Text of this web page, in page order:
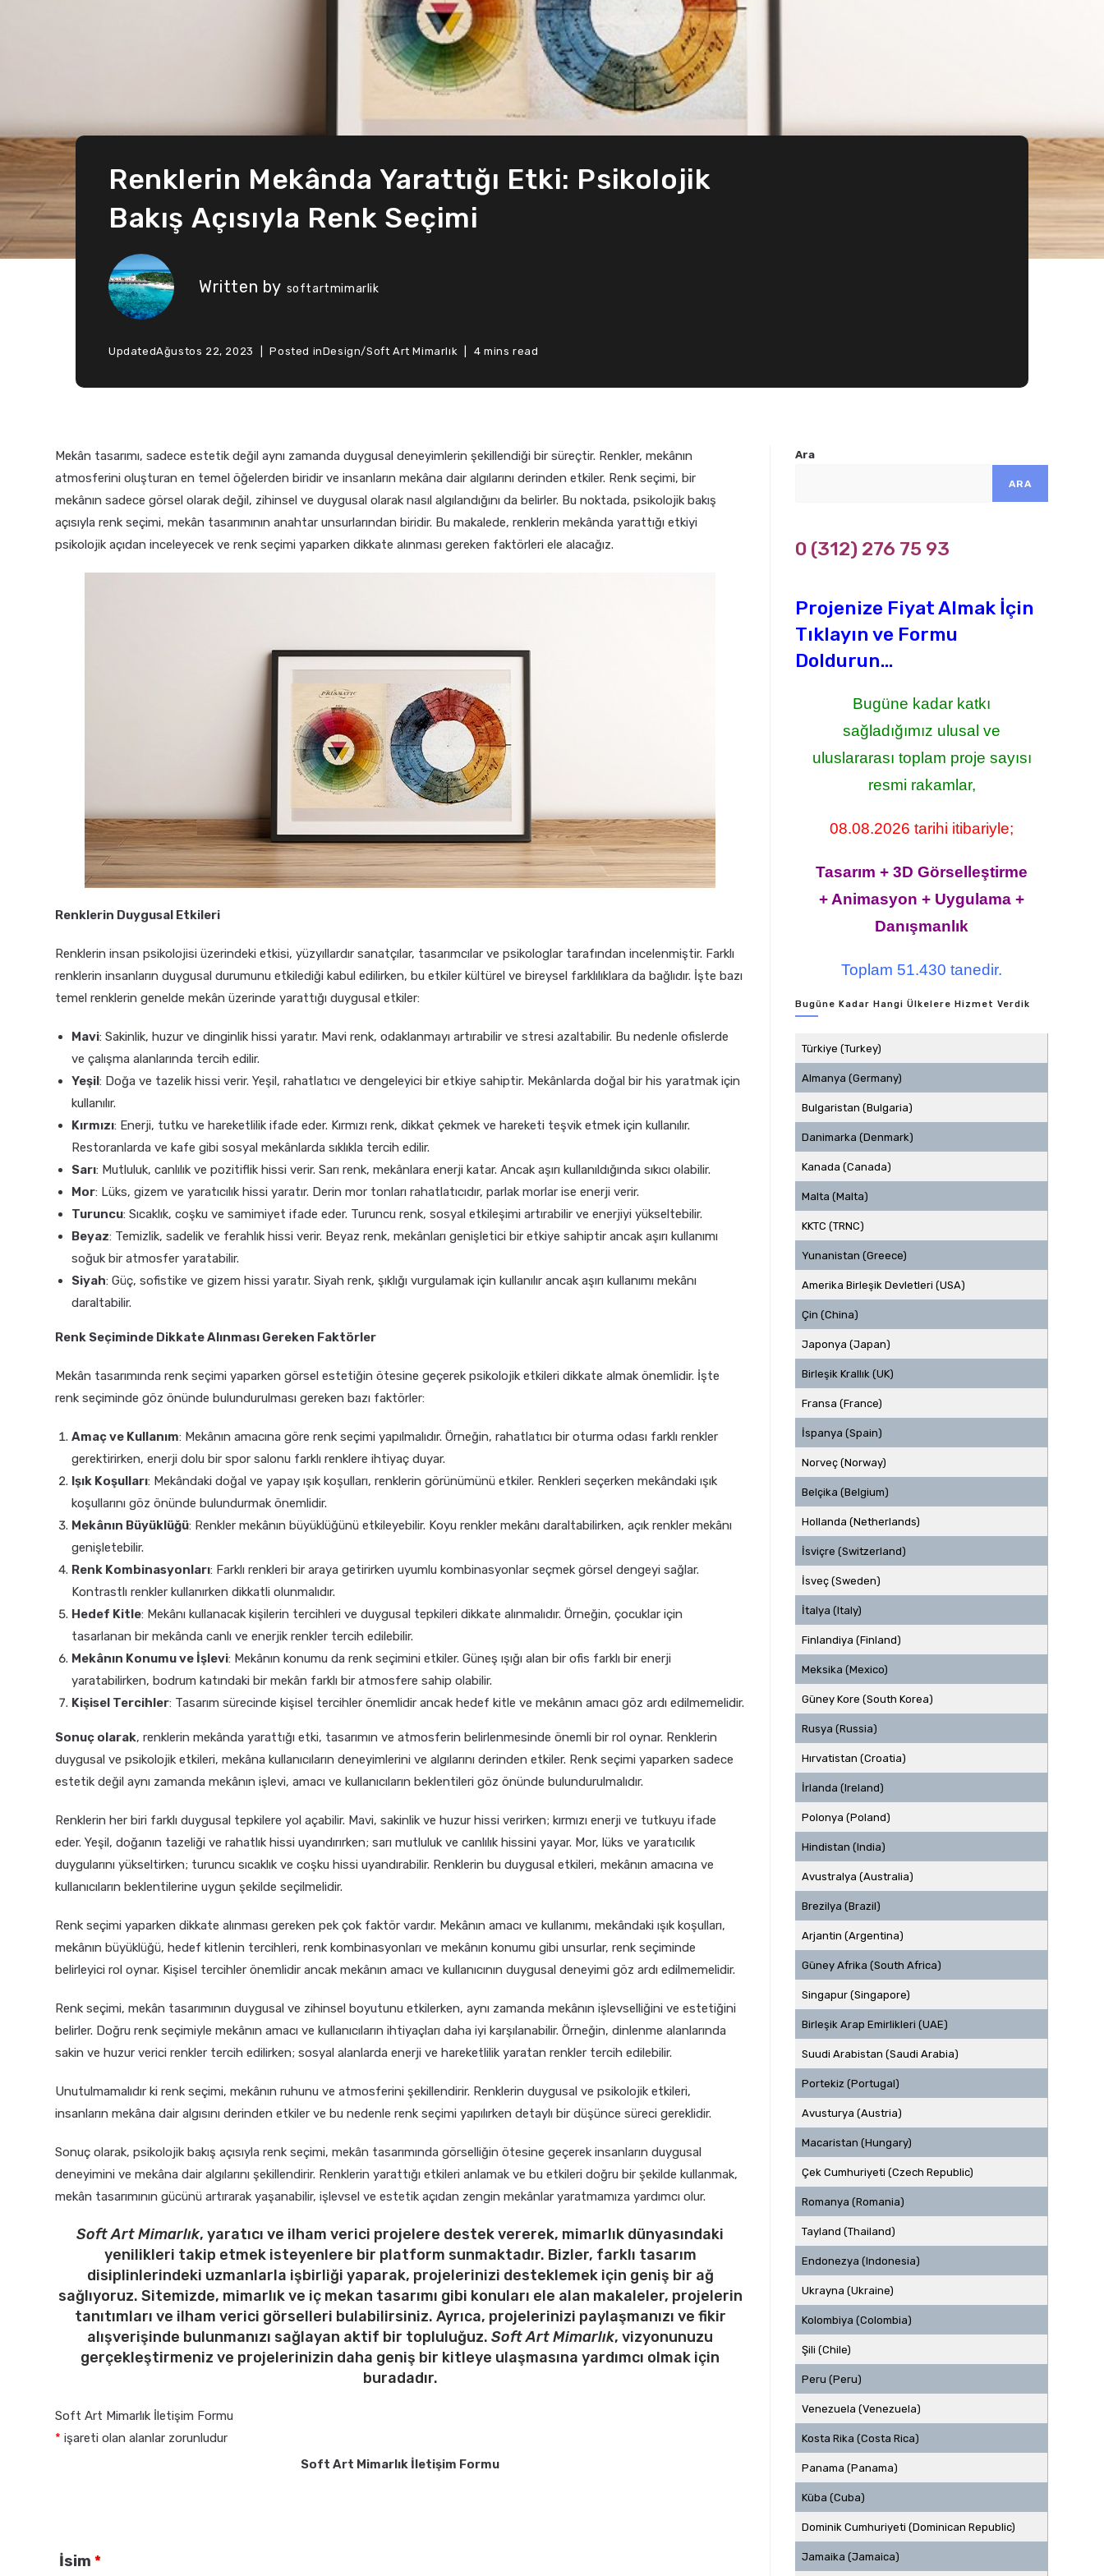
Renklerin Mekânda Yarattığı Etki: Psikolojik
Bakış Açısıyla Renk Seçimi
Written by softartmimarlik
UpdatedAğustos 22, 2023 Posted inDesign/Soft Art Mimarlık 4 mins read
Mekân tasarımı, sadece estetik değil aynı zamanda duygusal deneyimlerin şekillendiği bir süreçtir. Renkler, mekânın
atmosferini oluşturan en temel öğelerden biridir ve insanların mekâna dair algılarını derinden etkiler. Renk seçimi, bir
mekânın sadece görsel olarak değil, zihinsel ve duygusal olarak nasıl algılandığını da belirler. Bu noktada, psikolojik bakış
açısıyla renk seçimi, mekân tasarımının anahtar unsurlarından biridir. Bu makalede, renklerin mekânda yarattığı etkiyi
psikolojik açıdan inceleyecek ve renk seçimi yaparken dikkate alınması gereken faktörleri ele alacağız.
Renklerin Duygusal Etkileri
Renklerin insan psikolojisi üzerindeki etkisi, yüzyıllardır sanatçılar, tasarımcılar ve psikologlar tarafından incelenmiştir. Farklı
renklerin insanların duygusal durumunu etkilediği kabul edilirken, bu etkiler kültürel ve bireysel farklılıklara da bağlıdır. İşte bazı
temel renklerin genelde mekân üzerinde yarattığı duygusal etkiler:
Mavi: Sakinlik, huzur ve dinginlik hissi yaratır. Mavi renk, odaklanmayı artırabilir ve stresi azaltabilir. Bu nedenle ofislerde
ve çalışma alanlarında tercih edilir.
Yeşil: Doğa ve tazelik hissi verir. Yeşil, rahatlatıcı ve dengeleyici bir etkiye sahiptir. Mekânlarda doğal bir his yaratmak için
kullanılır.
Kırmızı: Enerji, tutku ve hareketlilik ifade eder. Kırmızı renk, dikkat çekmek ve hareketi teşvik etmek için kullanılır.
Restoranlarda ve kafe gibi sosyal mekânlarda sıklıkla tercih edilir.
Sarı: Mutluluk, canlılık ve pozitiflik hissi verir. Sarı renk, mekânlara enerji katar. Ancak aşırı kullanıldığında sıkıcı olabilir.
Mor: Lüks, gizem ve yaratıcılık hissi yaratır. Derin mor tonları rahatlatıcıdır, parlak morlar ise enerji verir.
Turuncu: Sıcaklık, coşku ve samimiyet ifade eder. Turuncu renk, sosyal etkileşimi artırabilir ve enerjiyi yükseltebilir.
Beyaz: Temizlik, sadelik ve ferahlık hissi verir. Beyaz renk, mekânları genişletici bir etkiye sahiptir ancak aşırı kullanımı
soğuk bir atmosfer yaratabilir.
Siyah: Güç, sofistike ve gizem hissi yaratır. Siyah renk, şıklığı vurgulamak için kullanılır ancak aşırı kullanımı mekânı
daraltabilir.
Renk Seçiminde Dikkate Alınması Gereken Faktörler
Mekân tasarımında renk seçimi yaparken görsel estetiğin ötesine geçerek psikolojik etkileri dikkate almak önemlidir. İşte
renk seçiminde göz önünde bulundurulması gereken bazı faktörler:
Amaç ve Kullanım: Mekânın amacına göre renk seçimi yapılmalıdır. Örneğin, rahatlatıcı bir oturma odası farklı renkler
gerektirirken, enerji dolu bir spor salonu farklı renklere ihtiyaç duyar.
Işık Koşulları: Mekândaki doğal ve yapay ışık koşulları, renklerin görünümünü etkiler. Renkleri seçerken mekândaki ışık
koşullarını göz önünde bulundurmak önemlidir.
Mekânın Büyüklüğü: Renkler mekânın büyüklüğünü etkileyebilir. Koyu renkler mekânı daraltabilirken, açık renkler mekânı
genişletebilir.
Renk Kombinasyonları: Farklı renkleri bir araya getirirken uyumlu kombinasyonlar seçmek görsel dengeyi sağlar.
Kontrastlı renkler kullanırken dikkatli olunmalıdır.
Hedef Kitle: Mekânı kullanacak kişilerin tercihleri ve duygusal tepkileri dikkate alınmalıdır. Örneğin, çocuklar için
tasarlanan bir mekânda canlı ve enerjik renkler tercih edilebilir.
Mekânın Konumu ve İşlevi: Mekânın konumu da renk seçimini etkiler. Güneş ışığı alan bir ofis farklı bir enerji
yaratabilirken, bodrum katındaki bir mekân farklı bir atmosfere sahip olabilir.
Kişisel Tercihler: Tasarım sürecinde kişisel tercihler önemlidir ancak hedef kitle ve mekânın amacı göz ardı edilmemelidir.
Sonuç olarak, renklerin mekânda yarattığı etki, tasarımın ve atmosferin belirlenmesinde önemli bir rol oynar. Renklerin
duygusal ve psikolojik etkileri, mekâna kullanıcıların deneyimlerini ve algılarını derinden etkiler. Renk seçimi yaparken sadece
estetik değil aynı zamanda mekânın işlevi, amacı ve kullanıcıların beklentileri göz önünde bulundurulmalıdır.
Renklerin her biri farklı duygusal tepkilere yol açabilir. Mavi, sakinlik ve huzur hissi verirken; kırmızı enerji ve tutkuyu ifade
eder. Yeşil, doğanın tazeliği ve rahatlık hissi uyandırırken; sarı mutluluk ve canlılık hissini yayar. Mor, lüks ve yaratıcılık
duygularını yükseltirken; turuncu sıcaklık ve coşku hissi uyandırabilir. Renklerin bu duygusal etkileri, mekânın amacına ve
kullanıcıların beklentilerine uygun şekilde seçilmelidir.
Renk seçimi yaparken dikkate alınması gereken pek çok faktör vardır. Mekânın amacı ve kullanımı, mekândaki ışık koşulları,
mekânın büyüklüğü, hedef kitlenin tercihleri, renk kombinasyonları ve mekânın konumu gibi unsurlar, renk seçiminde
belirleyici rol oynar. Kişisel tercihler önemlidir ancak mekânın amacı ve kullanıcının duygusal deneyimi göz ardı edilmemelidir.
Renk seçimi, mekân tasarımının duygusal ve zihinsel boyutunu etkilerken, aynı zamanda mekânın işlevselliğini ve estetiğini
belirler. Doğru renk seçimiyle mekânın amacı ve kullanıcıların ihtiyaçları daha iyi karşılanabilir. Örneğin, dinlenme alanlarında
sakin ve huzur verici renkler tercih edilirken; sosyal alanlarda enerji ve hareketlilik yaratan renkler tercih edilebilir.
Unutulmamalıdır ki renk seçimi, mekânın ruhunu ve atmosferini şekillendirir. Renklerin duygusal ve psikolojik etkileri,
insanların mekâna dair algısını derinden etkiler ve bu nedenle renk seçimi yapılırken detaylı bir düşünce süreci gereklidir.
Sonuç olarak, psikolojik bakış açısıyla renk seçimi, mekân tasarımında görselliğin ötesine geçerek insanların duygusal
deneyimini ve mekâna dair algılarını şekillendirir. Renklerin yarattığı etkileri anlamak ve bu etkileri doğru bir şekilde kullanmak,
mekân tasarımının gücünü artırarak yaşanabilir, işlevsel ve estetik açıdan zengin mekânlar yaratmamıza yardımcı olur.
Soft Art Mimarlık, yaratıcı ve ilham verici projelere destek vererek, mimarlık dünyasındaki
yenilikleri takip etmek isteyenlere bir platform sunmaktadır. Bizler, farklı tasarım
disiplinlerindeki uzmanlarla işbirliği yaparak, projelerinizi desteklemek için geniş bir ağ
sağlıyoruz. Sitemizde, mimarlık ve iç mekan tasarımı gibi konuları ele alan makaleler, projelerin
tanıtımları ve ilham verici görselleri bulabilirsiniz. Ayrıca, projelerinizi paylaşmanızı ve fikir
alışverişinde bulunmanızı sağlayan aktif bir topluluğuz.Soft Art Mimarlık, vizyonunuzu
gerçekleştirmeniz ve projelerinizin daha geniş bir kitleye ulaşmasına yardımcı olmak için
buradadır.
Soft Art Mimarlık İletişim Formu
* işareti olan alanlar zorunludur
Soft Art Mimarlık İletişim Formu
İsim*
Ara
ARA
0 (312) 276 75 93
Projenize Fiyat Almak İçin
Tıklayın ve Formu
Doldurun...
Bugüne kadar katkı
sağladığımız ulusal ve
uluslararası toplam proje sayısı
resmi rakamlar,
08.08.2026 tarihi itibariyle;
Tasarım + 3D Görselleştirme
+ Animasyon + Uygulama +
Danışmanlık
Toplam 51.430 tanedir.
Bugüne Kadar Hangi Ülkelere Hizmet Verdik
Türkiye (Turkey)
Almanya (Germany)
Bulgaristan (Bulgaria)
Danimarka (Denmark)
Kanada (Canada)
Malta (Malta)
KKTC (TRNC)
Yunanistan (Greece)
Amerika Birleşik Devletleri (USA)
Çin (China)
Japonya (Japan)
Birleşik Krallık (UK)
Fransa (France)
İspanya (Spain)
Norveç (Norway)
Belçika (Belgium)
Hollanda (Netherlands)
İsviçre (Switzerland)
İsveç (Sweden)
İtalya (Italy)
Finlandiya (Finland)
Meksika (Mexico)
Güney Kore (South Korea)
Rusya (Russia)
Hırvatistan (Croatia)
İrlanda (Ireland)
Polonya (Poland)
Hindistan (India)
Avustralya (Australia)
Brezilya (Brazil)
Arjantin (Argentina)
Güney Afrika (South Africa)
Singapur (Singapore)
Birleşik Arap Emirlikleri (UAE)
Suudi Arabistan (Saudi Arabia)
Portekiz (Portugal)
Avusturya (Austria)
Macaristan (Hungary)
Çek Cumhuriyeti (Czech Republic)
Romanya (Romania)
Tayland (Thailand)
Endonezya (Indonesia)
Ukrayna (Ukraine)
Kolombiya (Colombia)
Şili (Chile)
Peru (Peru)
Venezuela (Venezuela)
Kosta Rika (Costa Rica)
Panama (Panama)
Küba (Cuba)
Dominik Cumhuriyeti (Dominican Republic)
Jamaika (Jamaica)